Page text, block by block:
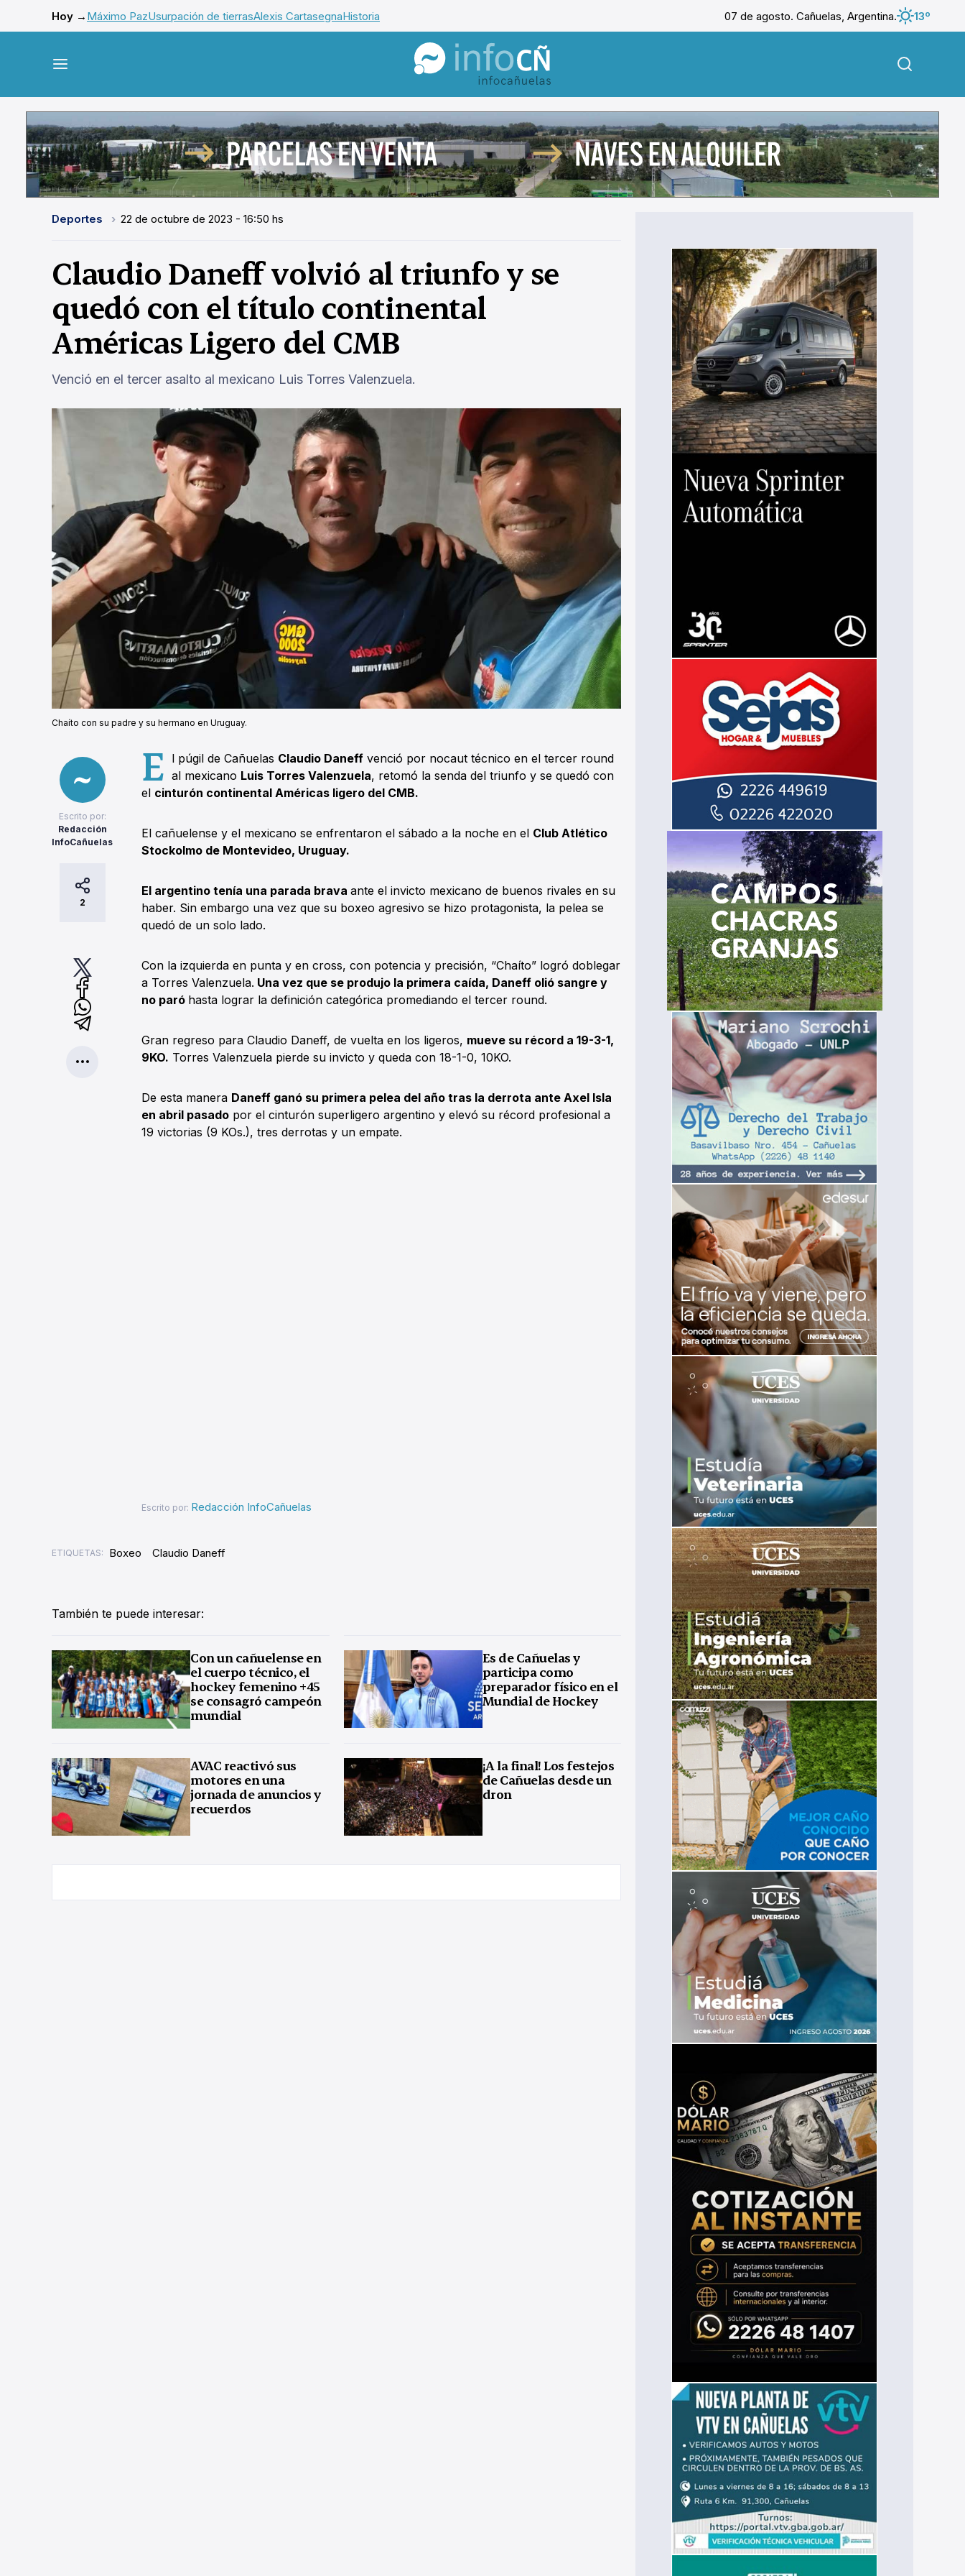
Hoy → Máximo PazUsurpación de tierrasAlexis CartasegnaHistoria 07 de agosto. Cañuelas, Argentina.
13º
InfoCañuelas
Deportes 22 de octubre de 2023 - 16:50 hs
Claudio Daneff volvió al triunfo y se
quedó con el título continental
Américas Ligero del CMB
Venció en el tercer asalto al mexicano Luis Torres Valenzuela.
Chaíto con su padre y su hermano en Uruguay.
Escrito por:
Redacción
InfoCañuelas
2
E l púgil de Cañuelas Claudio Daneff venció por nocaut técnico en el tercer round
al mexicano Luis Torres Valenzuela, retomó la senda del triunfo y se quedó con
el cinturón continental Américas ligero del CMB.
El cañuelense y el mexicano se enfrentaron el sábado a la noche en el Club Atlético
Stockolmo de Montevideo, Uruguay.
El argentino tenía una parada brava ante el invicto mexicano de buenos rivales en su
haber. Sin embargo una vez que su boxeo agresivo se hizo protagonista, la pelea se
quedó de un solo lado.
Con la izquierda en punta y en cross, con potencia y precisión, “Chaíto” logró doblegar
a Torres Valenzuela. Una vez que se produjo la primera caída, Daneff olió sangre y
no paró hasta lograr la definición categórica promediando el tercer round.
Gran regreso para Claudio Daneff, de vuelta en los ligeros, mueve su récord a 19-3-1,
9KO. Torres Valenzuela pierde su invicto y queda con 18-1-0, 10KO.
De esta manera Daneff ganó su primera pelea del año tras la derrota ante Axel Isla
en abril pasado por el cinturón superligero argentino y elevó su récord profesional a
19 victorias (9 KOs.), tres derrotas y un empate.
Escrito por: Redacción InfoCañuelas
ETIQUETAS: Boxeo Claudio Daneff
También te puede interesar:
Con un cañuelense en
el cuerpo técnico, el
hockey femenino +45
se consagró campeón
mundial
Es de Cañuelas y
participa como
preparador físico en el
Mundial de Hockey
AVAC reactivó sus
motores en una
jornada de anuncios y
recuerdos
¡A la final! Los festejos
de Cañuelas desde un
dron